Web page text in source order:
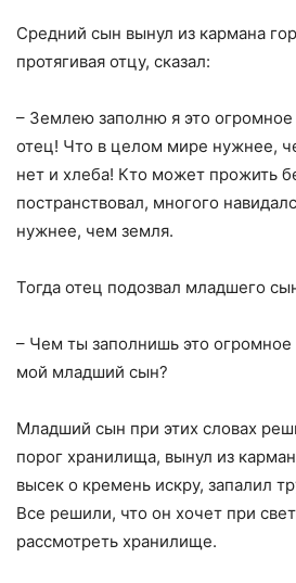
Средний сын вынул из кармана
протягивая отцу, сказал:
– Землею заполню я это
отец! Что в целом мире нужнее,
нет и хлеба! Кто может прожить
постранствовал, многого
нужнее, чем земля.
Тогда отец подозвал младшего
– Чем ты заполнишь это
мой младший сын?
Младший сын при этих словах
порог хранилища, вынул из
высек о кремень искру, запалил
Все решили, что он хочет при
рассмотреть хранилище.